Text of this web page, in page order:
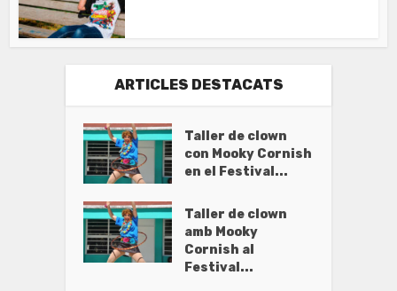
ARTICLES DESTACATS
Taller de clown
con Mooky Cornish
en el Festival...
Taller de clown
amb Mooky
Cornish al
Festival...